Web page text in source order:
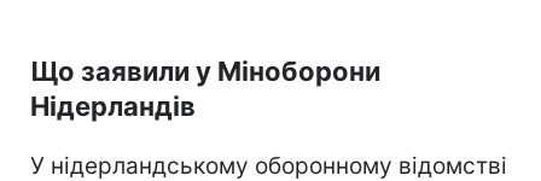
Що заявили у Міноборони
Нідерландів
У нідерландському оборонному відомстві